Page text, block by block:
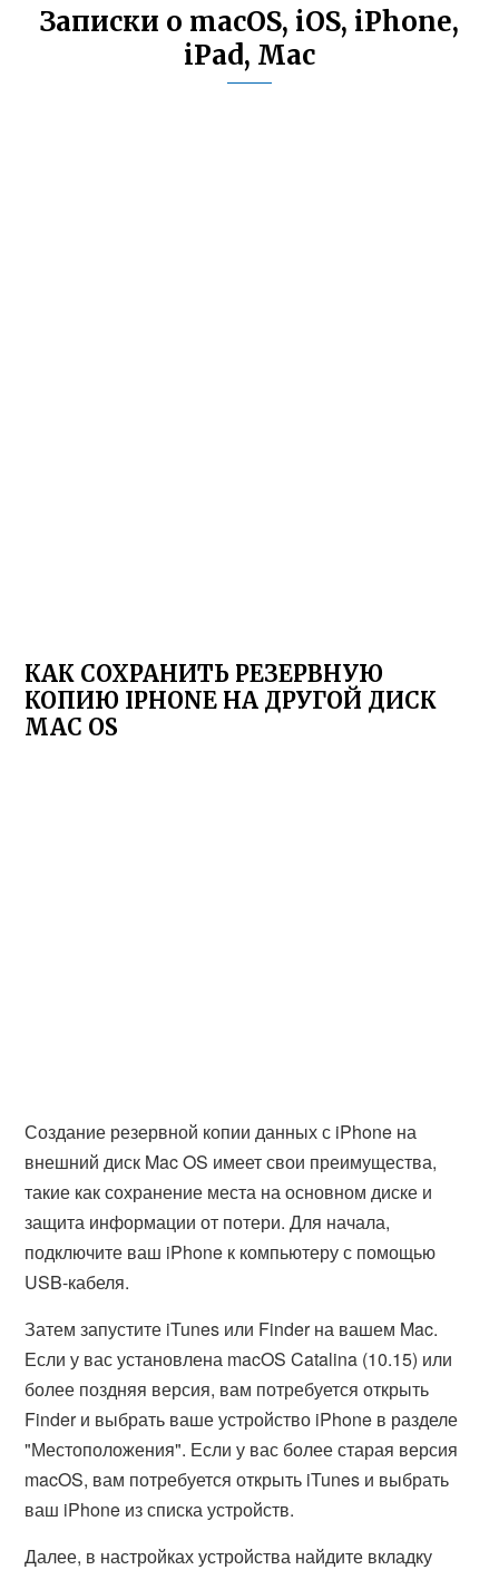
Записки о macOS, iOS, iPhone,
iPad, Mac
КАК СОХРАНИТЬ РЕЗЕРВНУЮ
КОПИЮ IPHONE НА ДРУГОЙ ДИСК
MAC OS
Создание резервной копии данных с iPhone на
внешний диск Mac OS имеет свои преимущества,
такие как сохранение места на основном диске и
защита информации от потери. Для начала,
подключите ваш iPhone к компьютеру с помощью
USB-кабеля.
Затем запустите iTunes или Finder на вашем Mac.
Если у вас установлена macOS Catalina (10.15) или
более поздняя версия, вам потребуется открыть
Finder и выбрать ваше устройство iPhone в разделе
"Местоположения". Если у вас более старая версия
macOS, вам потребуется открыть iTunes и выбрать
ваш iPhone из списка устройств.
Далее, в настройках устройства найдите вкладку